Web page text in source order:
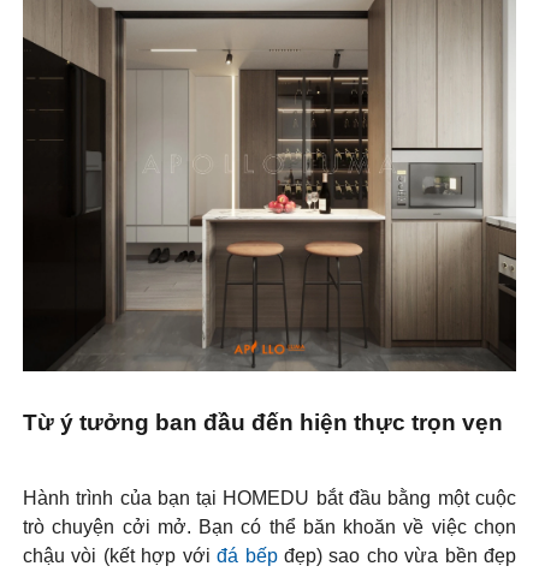
Từ ý tưởng ban đầu đến hiện thực trọn vẹn
Hành trình của bạn tại HOMEDU bắt đầu bằng một cuộc
trò chuyện cởi mở. Bạn có thể băn khoăn về việc chọn
chậu vòi (kết hợp vớiđá bếpđẹp) sao cho vừa bền đẹp